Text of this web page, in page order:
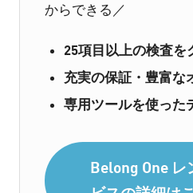
からできる／
25項目以上の検査を
充実の保証・豊富な
専用ツールを使った
Belong One レ